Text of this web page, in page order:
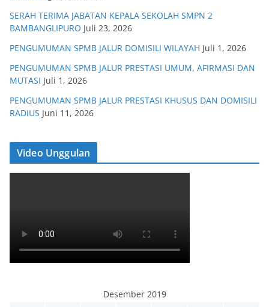
SERAH TERIMA JABATAN KEPALA SEKOLAH SMPN 2
BAMBANGLIPURO Juli 23, 2026
PENGUMUMAN SPMB JALUR DOMISILI WILAYAH Juli 1, 2026
PENGUMUMAN SPMB JALUR PRESTASI UMUM, AFIRMASI DAN
MUTASI Juli 1, 2026
PENGUMUMAN SPMB JALUR PRESTASI KHUSUS DAN DOMISILI
RADIUS Juni 11, 2026
Video Unggulan
Desember 2019